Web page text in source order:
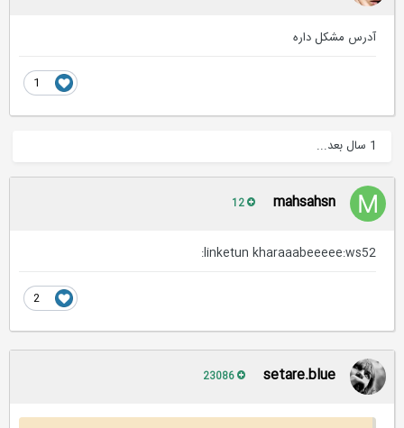
آدرس مشکل داره
mahsahsn
linketun kharaaabeeeee:ws52:
setare.blue